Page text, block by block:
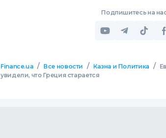
Подпишитесь на
Finance.ua / Все новости / Казна и Политика /
увидели, что Греция старается